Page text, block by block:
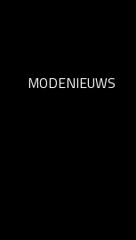
MODENIEUWS